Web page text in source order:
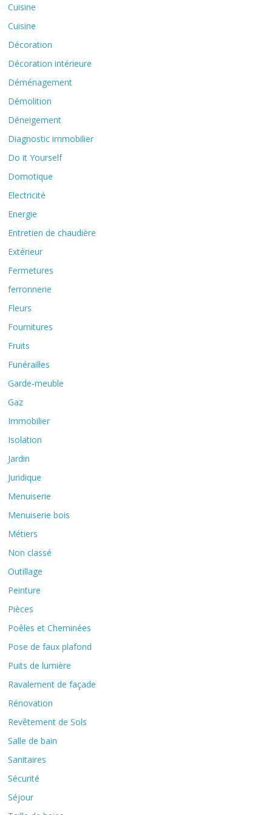
Cuisine
Cuisine
Décoration
Décoration intérieure
Déménagement
Démolition
Déneigement
Diagnostic immobilier
Do it Yourself
Domotique
Electricité
Energie
Entretien de chaudière
Extérieur
Fermetures
ferronnerie
Fleurs
Fournitures
Fruits
Funérailles
Garde-meuble
Gaz
Immobilier
Isolation
Jardin
Juridique
Menuiserie
Menuiserie bois
Métiers
Non classé
Outillage
Peinture
Pièces
Poêles et Cheminées
Pose de faux plafond
Puits de lumière
Ravalement de façade
Rénovation
Revêtement de Sols
Salle de bain
Sanitaires
Sécurité
Séjour